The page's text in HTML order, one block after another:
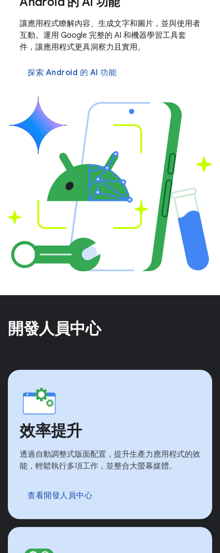
讓應用程式瞭解內容、生成文字和圖片，並與使用者
互動。運用 Google 完整的 AI 和機器學習工具套
件，讓應用程式更具洞察力且實用。
探索 Android 的 AI 功能
開發人員中心
效率提升
透過自動調整式版面配置，提升生產力應用程式的效
能，輕鬆執行多項工作，並整合大螢幕媒體。
查看開發人員中心